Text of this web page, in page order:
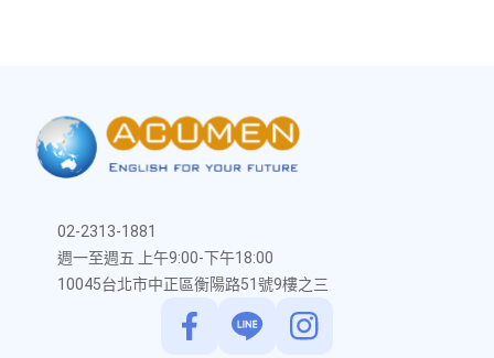
02-2313-1881
週一至週五 上午9:00-下午18:00
10045台北市中正區衡陽路51號9樓之三